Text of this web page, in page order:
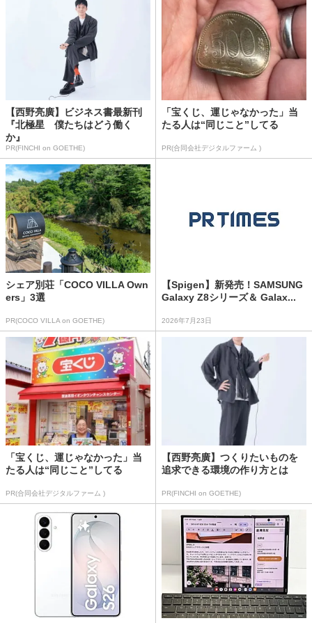
【西野亮廣】ビジネス書最新刊
『北極星 僕たちはどう働く
か』
PR(FINCHI on GOETHE)
「宝くじ、運じゃなかった」当
たる人は“同じこと”してる
PR(合同会社デジタルファーム )
シェア別荘「COCO VILLA Own
ers」3選
PR(COCO VILLA on GOETHE)
【Spigen】新発売！SAMSUNG
Galaxy Z8シリーズ＆ Galax...
2026年7月23日
「宝くじ、運じゃなかった」当
たる人は“同じこと”してる
PR(合同会社デジタルファーム )
【西野亮廣】つくりたいものを
追求できる環境の作り方とは
PR(FINCHI on GOETHE)